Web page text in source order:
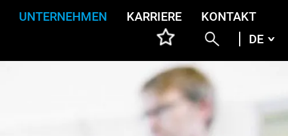
UNTERNEHMEN KARRIERE
KONTAKT
DE